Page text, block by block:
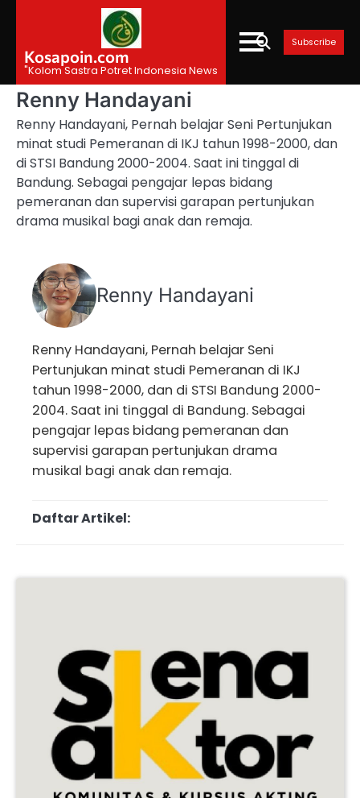
contentKosapoin.com
"Kolom Sastra Potret Indonesia News
Subscribe
Renny Handayani
Renny Handayani, Pernah belajar Seni Pertunjukan
minat studi Pemeranan di IKJ tahun 1998-2000, dan
di STSI Bandung 2000-2004. Saat ini tinggal di
Bandung. Sebagai pengajar lepas bidang
pemeranan dan supervisi garapan pertunjukan
drama musikal bagi anak dan remaja.
Renny Handayani
Renny Handayani, Pernah belajar Seni
Pertunjukan minat studi Pemeranan di IKJ
tahun 1998-2000, dan di STSI Bandung 2000-
2004. Saat ini tinggal di Bandung. Sebagai
pengajar lepas bidang pemeranan dan
supervisi garapan pertunjukan drama
musikal bagi anak dan remaja.
Daftar Artikel: